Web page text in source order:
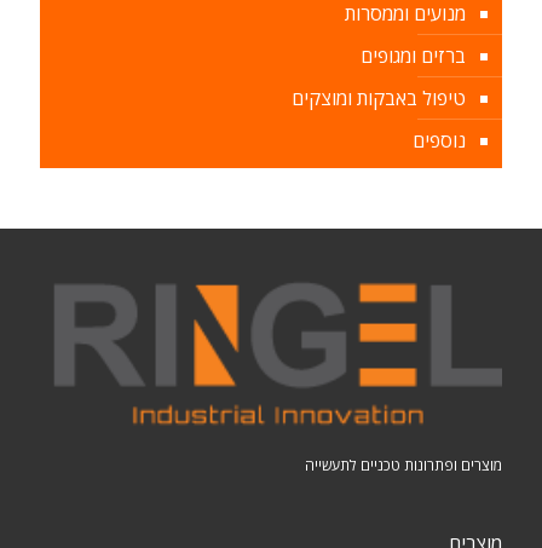
מנועים וממסרות
ברזים ומגופים
טיפול באבקות ומוצקים
נוספים
מוצרים ופתרונות טכניים לתעשייה